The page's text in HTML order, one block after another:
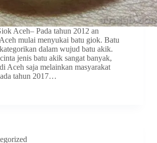
Aceh– Pada tahun 2012 an
mulai menyukai batu giok. Batu
dalam wujud batu akik.
jenis batu akik sangat banyak,
Aceh saja melainkan masyarakat
tahun 2017…